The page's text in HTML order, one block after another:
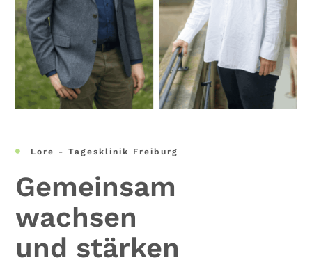
 Lore - Tagesklinik Freiburg
Gemeinsam
wachsen
und stärken